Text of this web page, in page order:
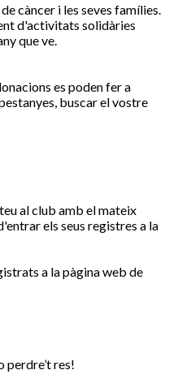
càncer i les seves famílies.
d'activitats solidàries
que ve.
es poden fer a
buscar el vostre
al club amb el mateix
els seus registres a la
a la pàgina web de
perdre’t res!